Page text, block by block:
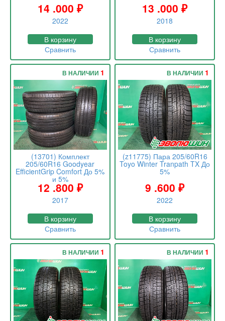
14 .000 ₽
2022
В корзину
Сравнить
13 .000₽
2018
В корзину
Сравнить
(13701) Комплект
205/60R16 Goodyear
EfficientGrip Comfort До 5%
и 5%
12 .800 ₽
2017
В НАЛИЧИИ 1
В корзину
Сравнить
(z11775) Пара 205/60R16
Toyo Winter Tranpath TX До
5%
9 .600₽
2022
В НАЛИЧИИ 1
В корзину
Сравнить
В НАЛИЧИИ 1 В НАЛИЧИИ 1